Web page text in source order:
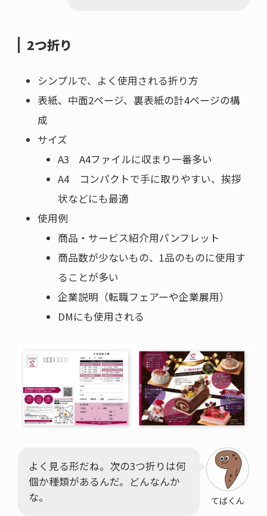
2つ折り
シンプルで、よく使用される折り方
表紙、中面2ページ、裏表紙の計4ページの構
成
サイズ
A3 A4ファイルに収まり一番多い
A4 コンパクトで手に取りやすい、挨拶
状などにも最適
使用例
商品・サービス紹介用パンフレット
商品数が少ないもの、1品のものに使用す
ることが多い
企業説明（転職フェアーや企業展用）
DMにも使用される
よく見る形だね。次の3つ折りは何
個か種類があるんだ。どんなんか
な。
てばくん